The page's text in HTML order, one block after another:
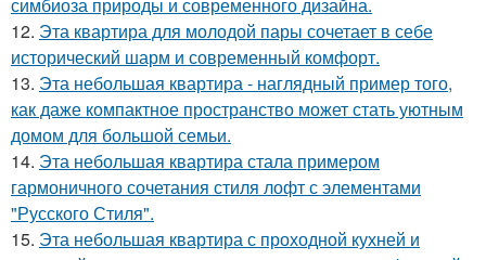
симбиоза природы и современного дизайна.
12. Эта квартира для молодой пары сочетает в себе
исторический шарм и современный комфорт.
13. Эта небольшая квартира - наглядный пример того,
как даже компактное пространство может стать уютным
домом для большой семьи.
14. Эта небольшая квартира стала примером
гармоничного сочетания стиля лофт с элементами
"Русского Стиля".
15. Эта небольшая квартира с проходной кухней и